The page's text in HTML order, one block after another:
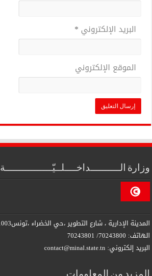
البريد الإلكتروني *
الموقع الإلكتروني
وزارة الــــــــــداخــــلــيّــــــــــــــــة
المدينة الإدارية ، شارع التطوير ،حي الخضراء ،تونس1003
الهاتف: 70243800/ 70243801
البريد إلكتروني: contact@minal.state.tn